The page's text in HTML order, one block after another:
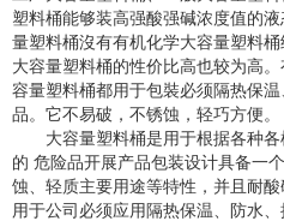
塑料桶能够装高强酸强碱浓度值的
量塑料桶沒有有机化学大容量塑料
大容量塑料桶的性价比高也较为高
容量塑料桶都用于包裝必须隔热保
品。它不易破，不锈蚀，轻巧方便。
大容量塑料桶是用于根据各种
的 危险品开展产品包装设计具备一
蚀、轻质主要用途等特性，并且耐
用于公司必须应用隔热保温、防水